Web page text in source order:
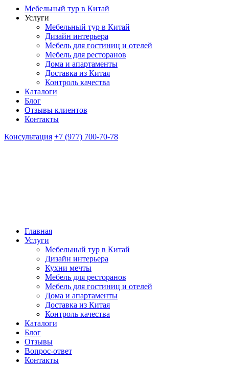
Мебельный тур в Китай
Услуги
Мебельный тур в Китай
Дизайн интерьера
Мебель для гостиниц и отелей
Мебель для ресторанов
Дома и апартаменты
Доставка из Китая
Контроль качества
Каталоги
Блог
Отзывы клиентов
Контакты
Консультация +7 (977) 700-70-78
Главная
Услуги
Мебельный тур в Китай
Дизайн интерьера
Кухни мечты
Мебель для ресторанов
Мебель для гостиниц и отелей
Дома и апартаменты
Доставка из Китая
Контроль качества
Каталоги
Блог
Отзывы
Вопрос-ответ
Контакты